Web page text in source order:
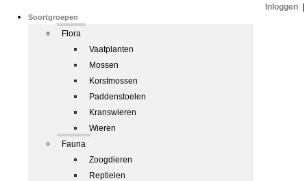
Soortgroepen
Flora
Vaatplanten
Mossen
Korstmossen
Paddenstoelen
Kranswieren
Wieren
Fauna
Zoogdieren
Reptielen
Inloggen